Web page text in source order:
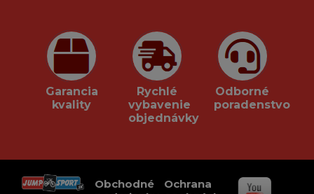
Garancia
kvality
Rychlé
vybavenie
objednávky
Odborné
poradenstvo
Obchodné
Ochrana